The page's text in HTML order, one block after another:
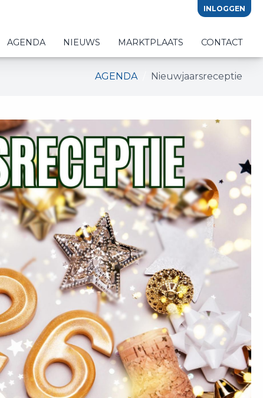
INLOGGEN
AGENDA NIEUWS MARKTPLAATS CONTACT
AGENDA Nieuwjaarsreceptie